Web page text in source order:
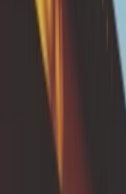
ℹ️ En quoi
travaux ?
Installation d’un
Tuyaux en PVC ou
mm en général) avec
Raccordement à un
départemental ou
des fondations (se